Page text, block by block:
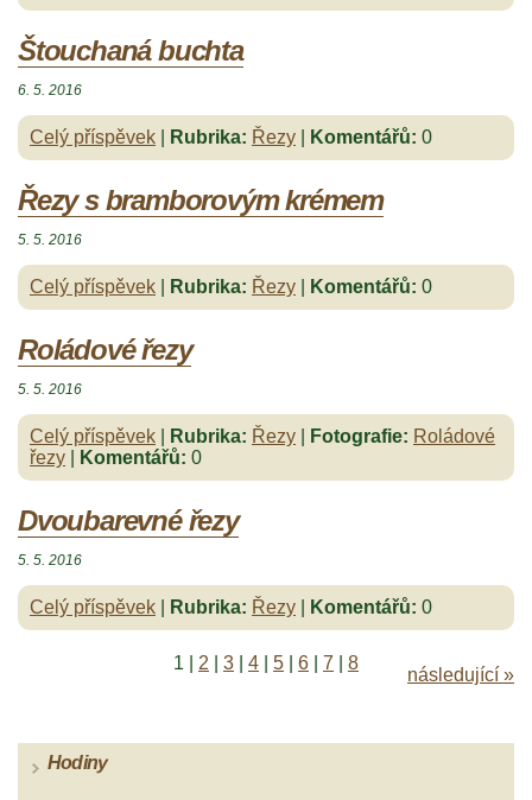
Štouchaná buchta
6. 5. 2016
Celý příspěvek Rubrika: Řezy Komentářů: 0
Řezy s bramborovým krémem
5. 5. 2016
Celý příspěvek Rubrika: Řezy Komentářů: 0
Roládové řezy
5. 5. 2016
Celý příspěvek Rubrika: Řezy Fotografie: Roládové
řezy
Komentářů: 0
Dvoubarevné řezy
5. 5. 2016
Celý příspěvek Rubrika: Řezy Komentářů: 0
1 2 3 4 5 6 7 8
následující »
Hodiny